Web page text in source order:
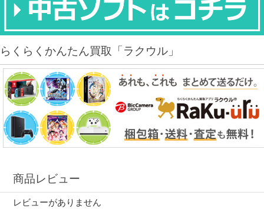
らくらくかんたん買取「ラクウル」
商品レビュー
レビューがありません